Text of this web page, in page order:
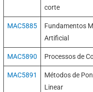
corte
MAC5885
Fundamentos
Artificial
MAC5890 Processos de
MAC5891
Métodos de
Linear